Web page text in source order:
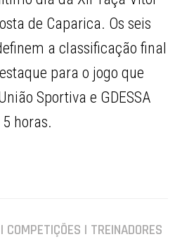
de Caparica. Os seis
a classificação final
para o jogo que
Sportiva e GDESSA
horas.
| TREINADORES